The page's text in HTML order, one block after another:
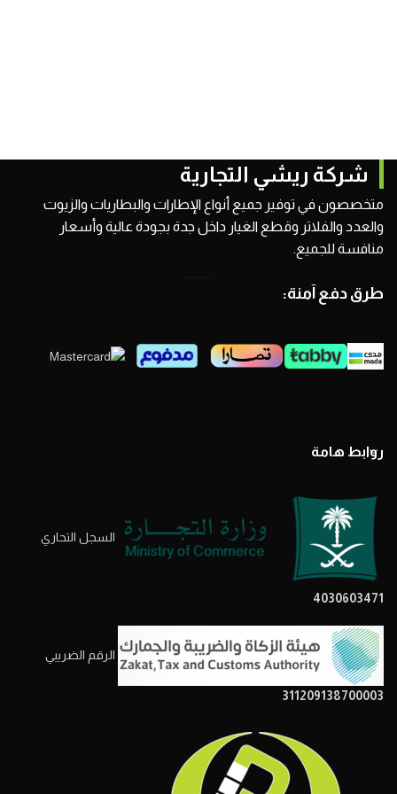
شركة ريشي التجارية
متخصصون في توفير جميع أنواع الإطارات والبطاريات والزيوت
والعدد والفلاتر وقطع الغيار داخل جدة بجودة عالية وأسعار
منافسة للجميع.
طرق دفع آمنة:
روابط هامة
السجل التحاري
4030603471
الرقم الضريبي
311209138700003